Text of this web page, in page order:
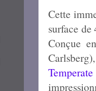
Cette
surface
Conçue